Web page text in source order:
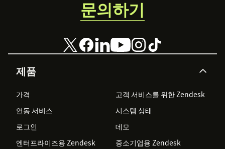
제품
가격
고객 서비스를 위한 Zendesk
연동 서비스
시스템 상태
로그인
데모
엔터프라이즈용 Zendesk
중소기업용 Zendesk
문의하기